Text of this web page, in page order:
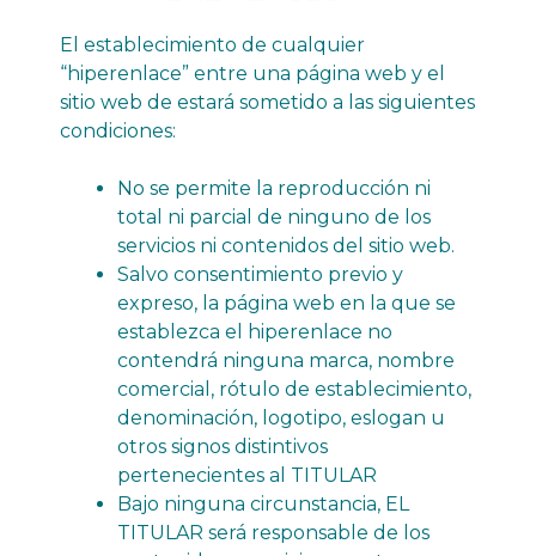
El establecimiento de cualquier
“hiperenlace” entre una página web y el
sitio web de estará sometido a las siguientes
condiciones:
No se permite la reproducción ni
total ni parcial de ninguno de los
servicios ni contenidos del sitio web.
Salvo consentimiento previo y
expreso, la página web en la que se
establezca el hiperenlace no
contendrá ninguna marca, nombre
comercial, rótulo de establecimiento,
denominación, logotipo, eslogan u
otros signos distintivos
pertenecientes al TITULAR
Bajo ninguna circunstancia, EL
TITULAR será responsable de los